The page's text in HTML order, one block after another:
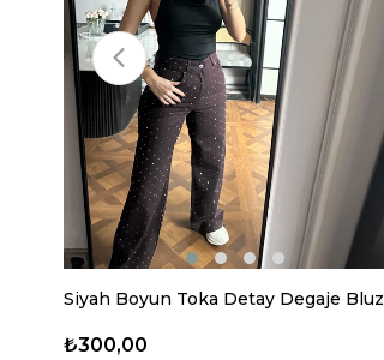
Siyah Boyun Toka Detay Degaje Bluz
₺300,00